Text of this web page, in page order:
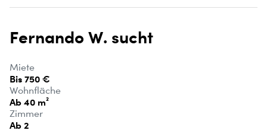
Fernando W. sucht
Miete
Bis 750 €
Wohnfläche
Ab 40 m²
Zimmer
Ab 2